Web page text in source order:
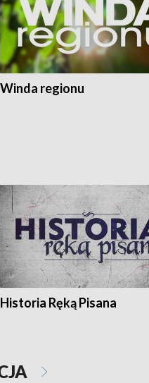
Winda regionu
Historia Ręką Pisana